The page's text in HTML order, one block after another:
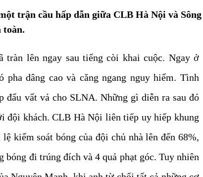
trận cầu hấp dẫn giữa CLB Hà Nội và
toàn.
lên ngay sau tiếng còi khai cuộc. Ngay ở
dâng cao và căng ngang nguy hiểm. Tình
đấu vất vả cho SLNA. Những gì diễn ra sau đó
đội khách. CLB Hà Nội liên tiếp uy hiếp khung
kiểm soát bóng của đội chủ nhà lên đến 68%,
bóng đi trúng đích và 4 quả phạt góc. Tuy nhiên